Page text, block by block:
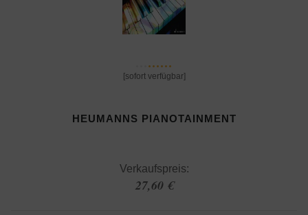
[sofort verfügbar]
HEUMANNS PIANOTAINMENT
Verkaufspreis:
27,60 €